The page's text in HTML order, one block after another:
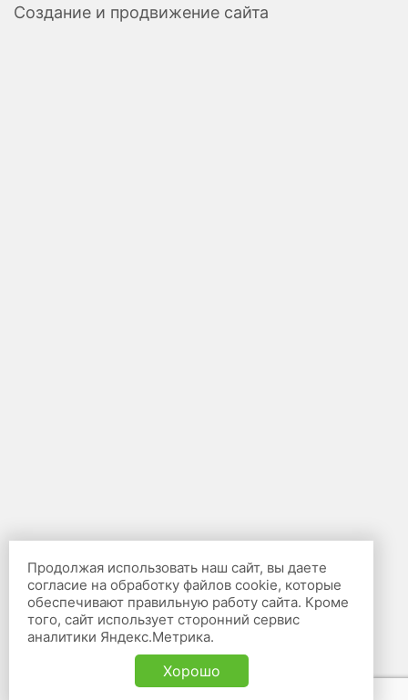
Создание и продвижение сайта
Продолжая использовать наш сайт, вы даете
согласие на обработку файлов cookie, которые
обеспечивают правильную работу сайта. Кроме
того, сайт использует сторонний сервис
аналитики Яндекс.Метрика.
Хорошо